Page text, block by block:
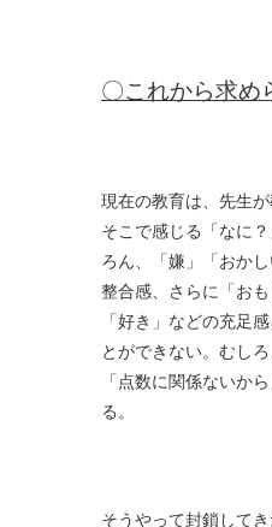
〇これから求め
現在の教育は、先生が
そこで感じる「なに
ろん、「嫌」「おか
整合感、さらに「おも
「好き」などの充足
とができない。むし
「点数に関係ないか
る。
そうやって封鎖して